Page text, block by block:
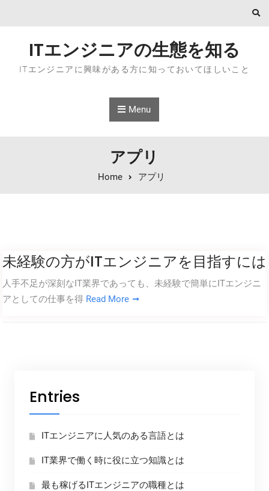
ITエンジニアの生態を知る
ITエンジニアに興味がある方に知っておいてほしいこと
Menu
アプリ
Home アプリ
未経験の方がITエンジニアを目指すには
人手不足が深刻なIT業界であっても、未経験で簡単にITエンジニ
アとしての仕事を得 Read More
Entries
ITエンジニアに人気のある言語とは
IT業界で働く時に役に立つ知識とは
最も稼げるITエンジニアの職種とは